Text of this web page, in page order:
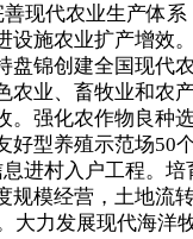
现代农业生产体系
设施农业扩产增效
盘锦创建全国现代
农业、畜牧业和农
。强化农作物良种
好型养殖示范场50
进村入户工程。培
规模经营，土地流
大力发展现代海洋